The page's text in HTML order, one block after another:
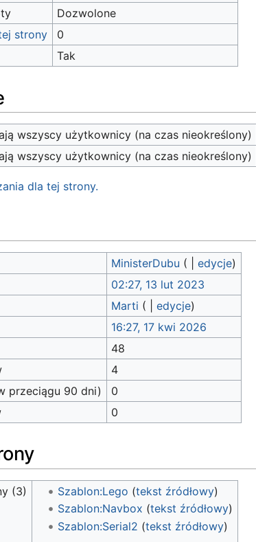
Dozwolone
strony
0
Tak
wszyscy użytkownicy (na czas nieokreślony)
wszyscy użytkownicy (na czas nieokreślony)
dla tej strony.
MinisterDubu ( |edycje)
02:27, 13 lut 2023
Marti ( |edycje)
16:27, 17 kwi 2026
48
4
przeciągu 90 dni)
0
0
(3) Szablon:Lego (tekst źródłowy)
Szablon:Navbox (tekst źródłowy)
Szablon:Serial2 (tekst źródłowy)